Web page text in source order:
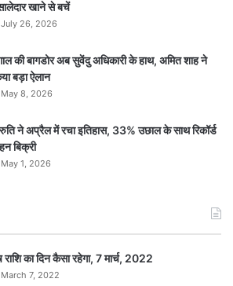
शिकार बना लिया।
में दो चौके जड़े। हालांकि उन्होंने
चौथे विकेट के लिए 70 रनों की
ने जोस बटलर (20) के साथ भी
33 रन जोड़े। शमी ने बटलर को
विकेट पूरा किया।
अपने करियर का 19वां और इस विश्व
पूरा किया। उन्होंने 54 गेंदों
में छह चौके और तीन छक्के लगाकर इंग्लैंड
खाने से बचें
July 26, 2026
की बागडोर अब सुवेंदु अधिकारी के हाथ, अमित शाह ने
बड़ा ऐलान
May 8, 2026
ने अप्रैल में रचा इतिहास, 33% उछाल के साथ रिकॉर्ड
बिक्री
May 1, 2026
राशि का दिन कैसा रहेगा, 7 मार्च, 2022
March 7, 2022